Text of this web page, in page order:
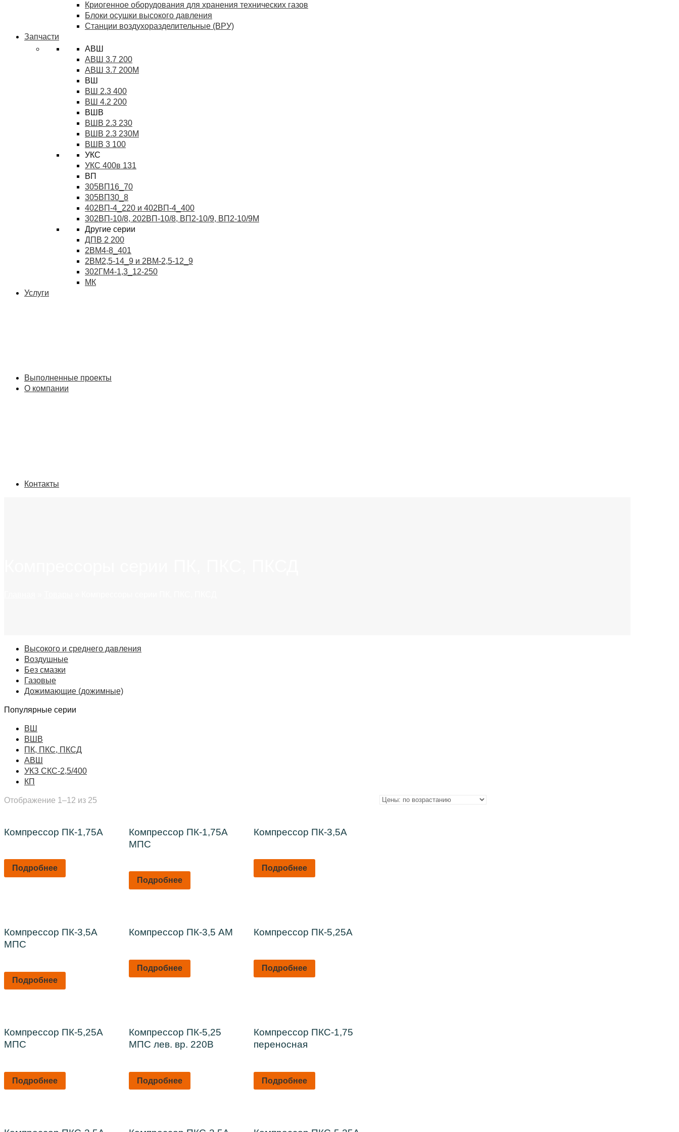
Криогенное оборудования для хранения технических газов
Блоки осушки высокого давления
Станции воздухоразделительные (ВРУ)
Запчасти
АВШ
АВШ 3.7 200
АВШ 3.7 200М
ВШ
ВШ 2.3 400
ВШ 4.2 200
ВШВ
ВШВ 2.3 230
ВШВ 2.3 230М
ВШВ 3 100
УКС
УКС 400в 131
ВП
305ВП16_70
305ВП30_8
402ВП-4_220 и 402ВП-4_400
302ВП-10/8, 202ВП-10/8, ВП2-10/9, ВП2-10/9М
Другие серии
ДПВ 2 200
2ВМ4-8_401
2ВМ2,5-14_9 и 2ВМ-2,5-12_9
302ГМ4-1,3_12-250
МК
Услуги
Выполненные проекты
О компании
Контакты
Высокого и среднего давления
Воздушные
Без смазки
Газовые
Дожимающие (дожимные)
Популярные серии
ВШ
ВШВ
ПК, ПКС, ПКСД
АВШ
УКЗ СКС-2,5/400
КП
Отображение 1–12 из 25
Компрессор ПК-1,75А
Подробнее
Компрессор ПК-1,75А
МПС
Подробнее
Компрессор ПК-3,5А
Подробнее
Компрессор ПК-3,5А
МПС
Подробнее
Компрессор ПК-3,5 АМ
Подробнее
Компрессор ПК-5,25А
Подробнее
Компрессор ПК-5,25А
МПС
Подробнее
Компрессор ПК-5,25
МПС лев. вр. 220В
Подробнее
Компрессор ПКС-1,75
переносная
Подробнее